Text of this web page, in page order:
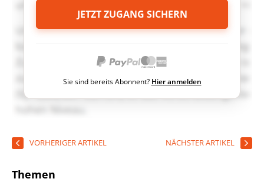
JETZT ZUGANG SICHERN
Sie sind bereits Abonnent? Hier anmelden
VORHERIGER ARTIKEL NÄCHSTER ARTIKEL
Themen